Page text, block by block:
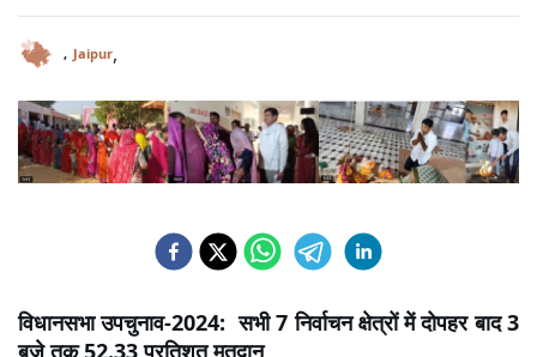
, Jaipur,
विधानसभा उपचुनाव-2024:  सभी 7 निर्वाचन क्षेत्रों में दोपहर बाद 3
बजे तक 52.33 प्रतिशत मतदान